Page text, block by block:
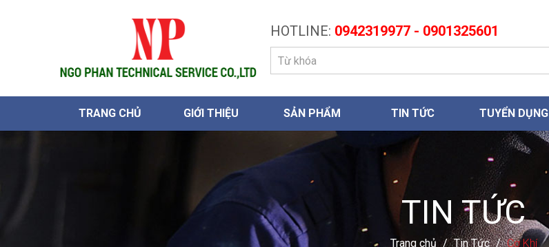
HOTLINE: 0942319977 - 0901325601
TRANG CHỦ GIỚI THIỆU SẢN PHẨM TIN TỨC TUYỂN DỤNG
TIN TỨC
Trang chủ / Tin Tức / Cơ Khí